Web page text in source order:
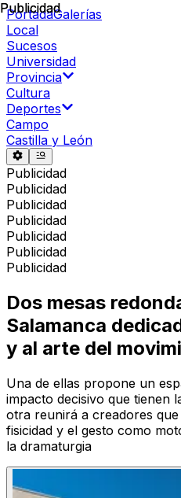
PortadaGalerías
Local
Sucesos
Universidad
Provincia
Cultura
Deportes
Campo
Castilla y León
Publicidad
Publicidad
Publicidad
Publicidad
Publicidad
Publicidad
Publicidad
Publicidad
Dos mesas
Salamanca
y al arte del
Una de ellas propone un
impacto decisivo que tienen
otra reunirá a creadores
fisicidad y el gesto como
la dramaturgia
Publicidad